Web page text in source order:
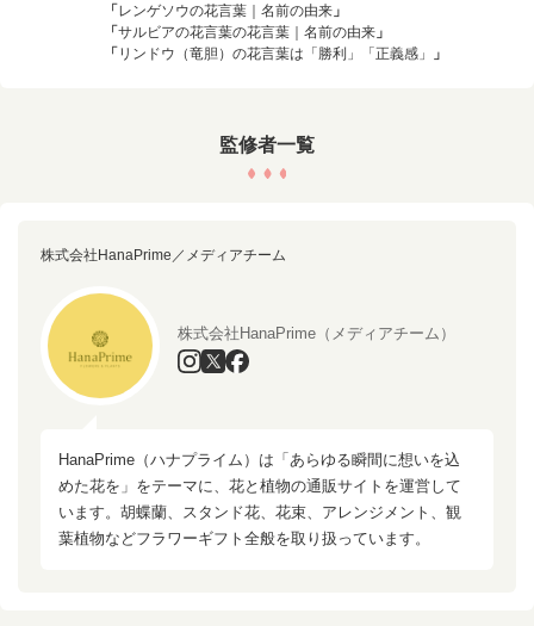
「 レンゲソウの花言葉｜名前の由来 」
「 サルビアの花言葉の花言葉｜名前の由来 」
「 リンドウ（竜胆）の花言葉は「勝利」「正義感」 」
監修者一覧
株式会社HanaPrime／メディアチーム
株式会社HanaPrime（メディアチーム）
HanaPrime（ハナプライム）は「あらゆる瞬間に想いを込
めた花を」をテーマに、花と植物の通販サイトを運営して
います。胡蝶蘭、スタンド花、花束、アレンジメント、観
葉植物などフラワーギフト全般を取り扱っています。